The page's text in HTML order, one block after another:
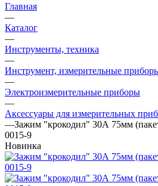
Главная
—
Каталог
—
Инструменты, техника
—
Инструмент, измерительные
—
Электроизмерительные приборы
—
Аксессуары для измерительных
—Зажим "крокодил" 30А 75мм
0015-9
Новинка